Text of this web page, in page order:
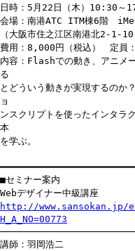
日時：5月22日（木）10:30～
会場：南港ATC ITM棟6階
（大阪市住之江区南港北2-
費用：8,000円（税込） 定員：
内容：Flashでの動き、アニメ
る
とどういう動きが実現するの
ョ
ンスクリプトを使ったインタラ
本
を学ぶ。
■セミナー案内
Webデザイナー中級講座
http://www.sansokan.jp/
H_A_NO=00773
講師：羽岡浩二